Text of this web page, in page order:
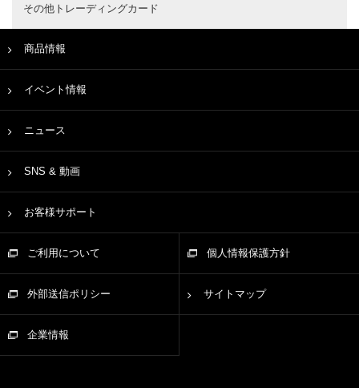
その他トレーディングカード
商品情報
イベント情報
ニュース
SNS & 動画
お客様サポート
ご利用について 個人情報保護方針
外部送信ポリシー サイトマップ
企業情報